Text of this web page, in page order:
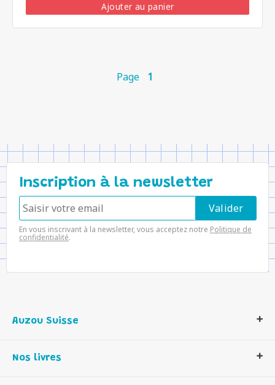
Ajouter au panier
Page 1
Inscription à la newsletter
En vous inscrivant à la newsletter, vous acceptez notre Politique de
confidentialité.
Auzou Suisse
Notre histoire
Nos livres